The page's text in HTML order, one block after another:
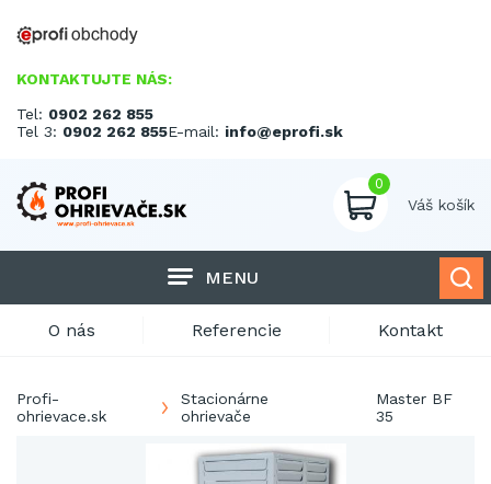
KONTAKTUJTE NÁS:
Tel: 0902 262 855
Tel 3: 0902 262 855E-mail: info@eprofi.sk
0
Váš košík
MENU
O nás Referencie Kontakt
Profi-
ohrievace.sk
Stacionárne
ohrievače
Master BF
35